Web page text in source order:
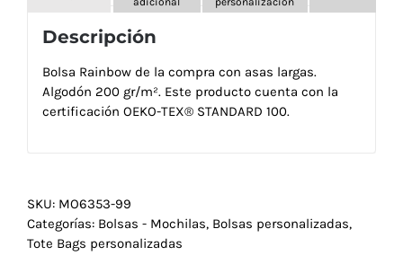
Descripción
Bolsa Rainbow de la compra con asas largas.
Algodón 200 gr/m². Este producto cuenta con la
certificación OEKO-TEX® STANDARD 100.
SKU: MO6353-99
Categorías: Bolsas - Mochilas, Bolsas personalizadas,
Tote Bags personalizadas